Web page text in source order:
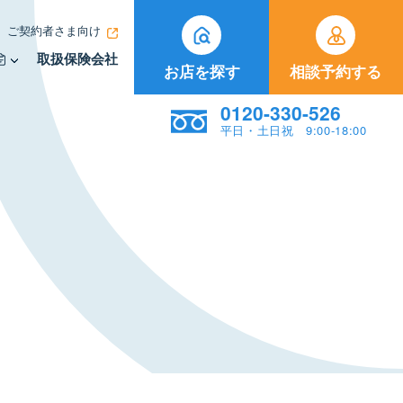
ご契約者さま向け
取扱保険会社
お店を探す 相談予約する
0120-330-526
平日・土日祝 9:00-18:00